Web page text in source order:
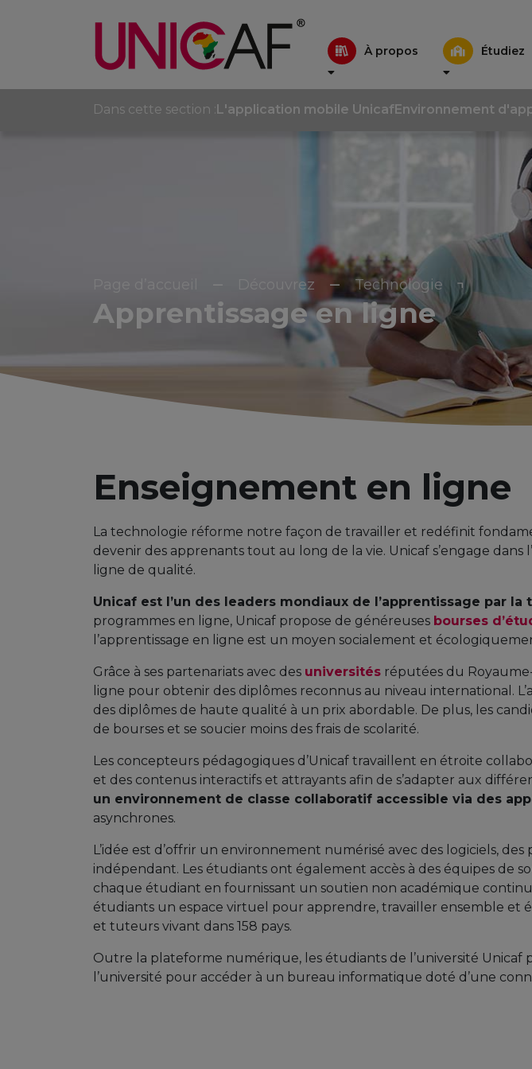
À propos Étudiez
Dans cette section : L'application mobile Unicaf Environnement
Découvrez Technologie
Apprentissage en ligne
Enseignement en ligne
La technologie réforme notre façon de travailler et redéfinit
devenir des apprenants tout au long de la vie. Unicaf s’engage
ligne de qualité.
Unicaf est l’un des leaders mondiaux de l’apprentissage par la
programmes en ligne, Unicaf propose de généreuses bourses
l’apprentissage en ligne est un moyen socialement et
Grâce à ses partenariats avec des universités réputées du
ligne pour obtenir des diplômes reconnus au niveau international.
des diplômes de haute qualité à un prix abordable. De plus, les
de bourses et se soucier moins des frais de scolarité.
Les concepteurs pédagogiques d’Unicaf travaillent en étroite
et des contenus interactifs et attrayants afin de s’adapter aux
un environnement de classe collaboratif accessible via des
asynchrones.
L’idée est d’offrir un environnement numérisé avec des logiciels,
indépendant. Les étudiants ont également accès à des équipes de
chaque étudiant en fournissant un soutien non académique
étudiants un espace virtuel pour apprendre, travailler ensemble et
et tuteurs vivant dans 158 pays.
Outre la plateforme numérique, les étudiants de l’université
l’université pour accéder à un bureau informatique doté d’une